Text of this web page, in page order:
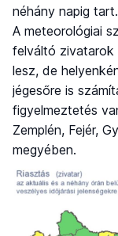
néhány napig tart.
A meteorológiai
felváltó zivatarok
lesz, de
jégesőre is
figyelmeztetés
Zemplén, Fejér,
megyében.